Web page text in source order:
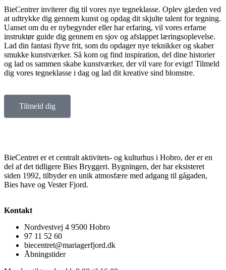
BieCentrer inviterer dig til vores nye tegneklasse. Oplev glæden ved
at udtrykke dig gennem kunst og opdag dit skjulte talent for tegning.
Uanset om du er nybegynder eller har erfaring, vil vores erfarne
instruktør guide dig gennem en sjov og afslappet læringsoplevelse.
Lad din fantasi flyve frit, som du opdager nye teknikker og skaber
smukke kunstværker. Så kom og find inspiration, del dine historier
og lad os sammen skabe kunstværker, der vil vare for evigt! Tilmeld
dig vores tegneklasse i dag og lad dit kreative sind blomstre.
Tilmeld dig
BieCentret er et centralt aktivitets- og kulturhus i Hobro, der er en
del af det tidligere Bies Bryggeri. Bygningen, der har eksisteret
siden 1992, tilbyder en unik atmosfære med adgang til gågaden,
Bies have og Vester Fjord.
Kontakt
Nordvestvej 4 9500 Hobro
97 11 52 60
biecentret@mariagerfjord.dk
Åbningstider